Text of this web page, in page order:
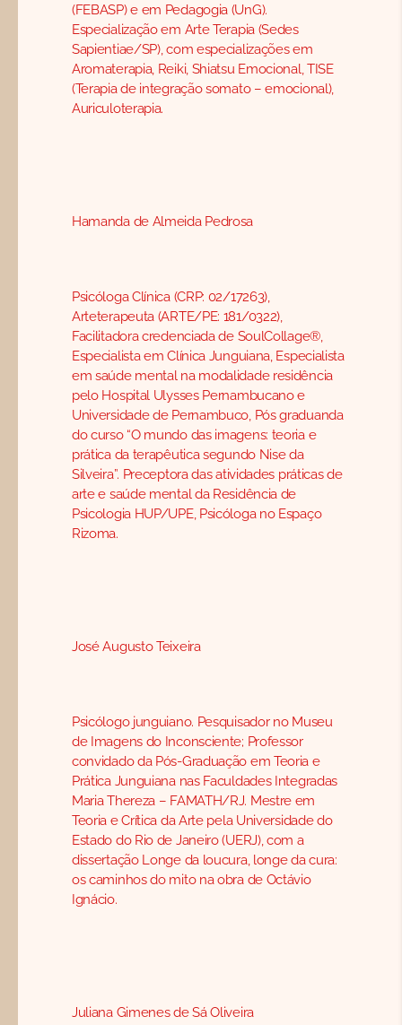
(FEBASP) e em Pedagogia (UnG).
Especialização em Arte Terapia (Sedes
Sapientiae/SP), com especializações em
Aromaterapia, Reiki, Shiatsu Emocional, TISE
(Terapia de integração somato – emocional),
Auriculoterapia.
Hamanda de Almeida Pedrosa
Psicóloga Clínica (CRP: 02/17263),
Arteterapeuta (ARTE/PE: 181/0322),
Facilitadora credenciada de SoulCollage®,
Especialista em Clínica Junguiana, Especialista
em saúde mental na modalidade residência
pelo Hospital Ulysses Pernambucano e
Universidade de Pernambuco, Pós graduanda
do curso “O mundo das imagens: teoria e
prática da terapêutica segundo Nise da
Silveira”. Preceptora das atividades práticas de
arte e saúde mental da Residência de
Psicologia HUP/UPE, Psicóloga no Espaço
Rizoma.
José Augusto Teixeira
Psicólogo junguiano. Pesquisador no Museu
de Imagens do Inconsciente; Professor
convidado da Pós-Graduação em Teoria e
Prática Junguiana nas Faculdades Integradas
Maria Thereza – FAMATH/RJ. Mestre em
Teoria e Crítica da Arte pela Universidade do
Estado do Rio de Janeiro (UERJ), com a
dissertação Longe da loucura, longe da cura:
os caminhos do mito na obra de Octávio
Ignácio.
Juliana Gimenes de Sá Oliveira